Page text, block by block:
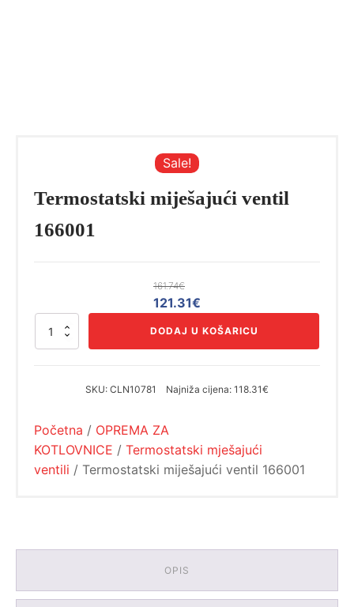
Sale!
Termostatski miješajući ventil
166001
161.74€
Izvorna
161.74€.
121.31€
cijena
Termostatski
DODAJ U KOŠARICU
SKU: CLN10781 Najniža cijena: 118.31€
Početna / OPREMA ZA
KOTLOVNICE / Termostatski mješajući
ventili / Termostatski miješajući ventil 166001
OPIS